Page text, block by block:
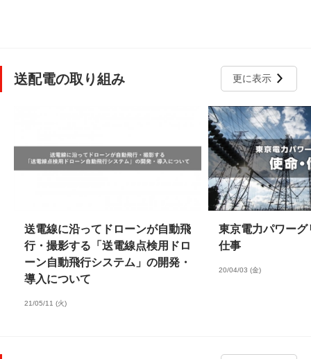
送配電の取り組み 更に表示
送電線に沿ってドローンが自動飛
行・撮影する「送電線点検用ドロ
ーン自動飛行システム」の開発・
導入について
21/05/11 (火)
東京電力パワー
仕事
20/04/03 (金)